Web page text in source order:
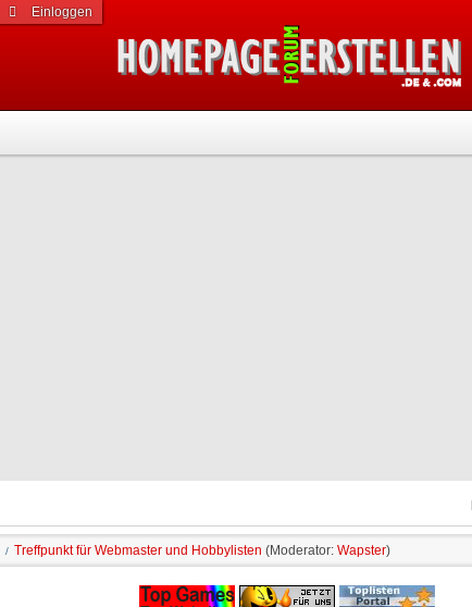
Einloggen
/ Treffpunkt für Webmaster und Hobbylisten (Moderator: Wapster)